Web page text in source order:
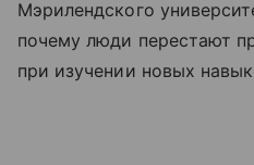
Мэрилендского
почему люди перестают
при изучении новых